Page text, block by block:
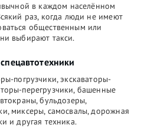
в каждом населённом
раз, когда люди не имеют
общественным или
выбирают такси.
погрузчики, экскаваторы-
перегрузчики, башенные
бульдозеры,
миксеры, самосвалы, дорожная
и другая техника.